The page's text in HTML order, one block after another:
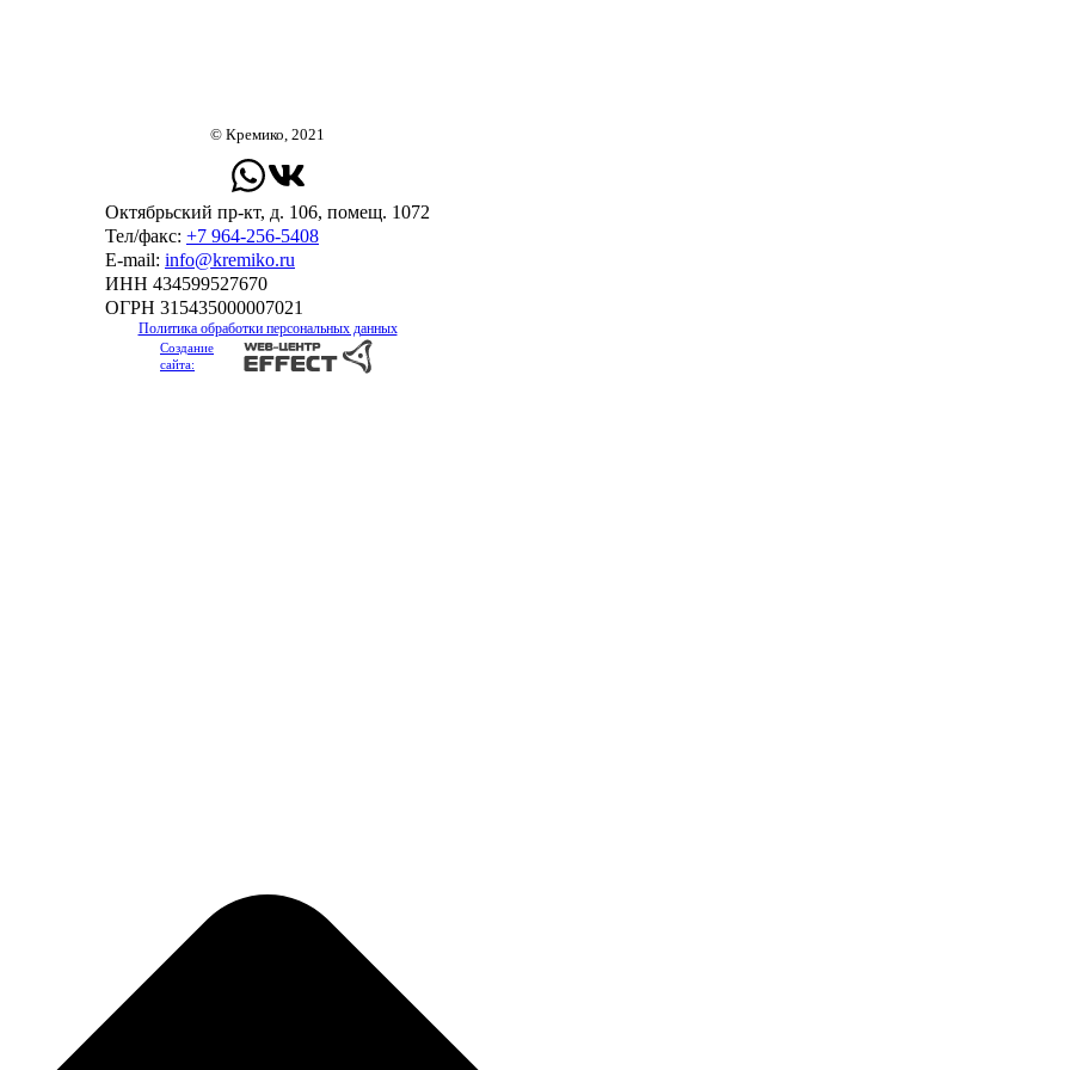
© Кремико, 2021
Октябрьский пр-кт, д. 106, помещ. 1072
Тел/факс: +7 964-256-5408
Е-mail: info@kremiko.ru
ИНН 434599527670
ОГРН 315435000007021
Политика обработки персональных данных
Создание
сайта: